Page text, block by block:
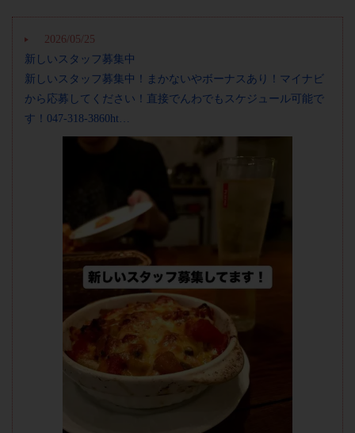
2026/05/25
新しいスタッフ募集中
新しいスタッフ募集中！まかないやボーナスあり！マイナビ
から応募してください！直接でんわでもスケジュール可能で
す！047-318-3860ht…